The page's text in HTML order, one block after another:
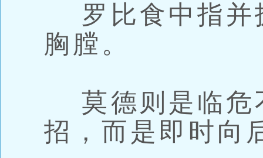
罗比食中指并
胸膛。
莫德则是临危
招，而是即时向